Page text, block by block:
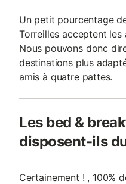
Un petit pourcentage
Torreilles acceptent les
Nous pouvons donc
destinations plus
amis à quatre pattes.
Les bed &
disposent-ils
Certainement ! , 100%